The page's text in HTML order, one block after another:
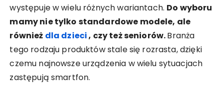
występuje w wielu różnych wariantach. Do wyboru
mamy nie tylko standardowe modele, ale
również dla dzieci, czy też seniorów.Branża
tego rodzaju produktów stale się rozrasta, dzięki
czemu najnowsze urządzenia w wielu sytuacjach
zastępują smartfon.